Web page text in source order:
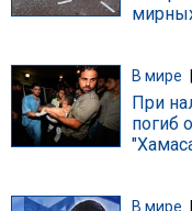
В мире
При
погиб
В мире